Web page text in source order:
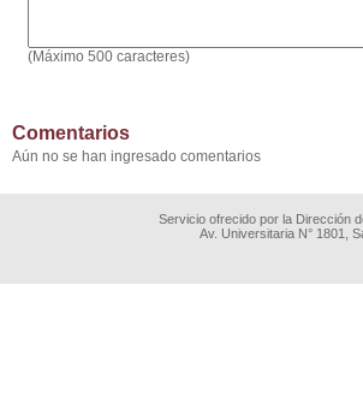
(Máximo 500 caracteres)
Comentarios
Aún no se han ingresado comentarios
Servicio ofrecido por la Dirección
Av. Universitaria N° 1801,